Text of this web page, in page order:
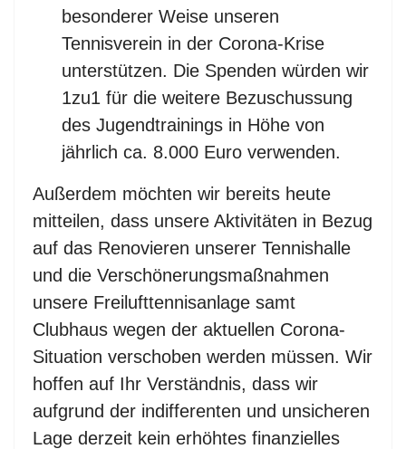
besonderer Weise unseren
Tennisverein in der Corona-Krise
unterstützen. Die Spenden würden wir
1zu1 für die weitere Bezuschussung
des Jugendtrainings in Höhe von
jährlich ca. 8.000 Euro verwenden.
Außerdem möchten wir bereits heute
mitteilen, dass unsere Aktivitäten in Bezug
auf das Renovieren unserer Tennishalle
und die Verschönerungsmaßnahmen
unsere Freilufttennisanlage samt
Clubhaus wegen der aktuellen Corona-
Situation verschoben werden müssen. Wir
hoffen auf Ihr Verständnis, dass wir
aufgrund der indifferenten und unsicheren
Lage derzeit kein erhöhtes finanzielles